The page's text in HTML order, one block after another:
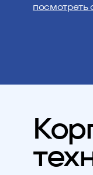
посмотреть